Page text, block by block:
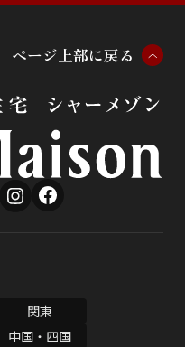
ページ 上部に戻る
関東
中国・四国